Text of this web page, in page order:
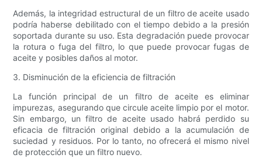
Además, la integridad estructural de un filtro de aceite usado
podría haberse debilitado con el tiempo debido a la presión
soportada durante su uso. Esta degradación puede provocar
la rotura o fuga del filtro, lo que puede provocar fugas de
aceite y posibles daños al motor.
3. Disminución de la eficiencia de filtración
La función principal de un filtro de aceite es eliminar
impurezas, asegurando que circule aceite limpio por el motor.
Sin embargo, un filtro de aceite usado habrá perdido su
eficacia de filtración original debido a la acumulación de
suciedad y residuos. Por lo tanto, no ofrecerá el mismo nivel
de protección que un filtro nuevo.